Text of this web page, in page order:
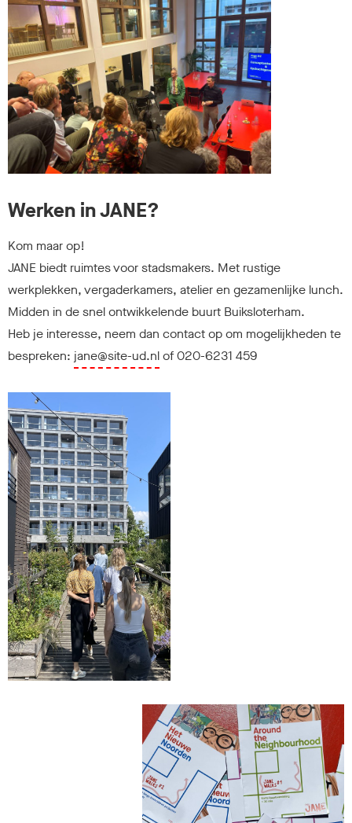
Werken in JANE?
Kom maar op!
JANE biedt ruimtes voor stadsmakers. Met rustige
werkplekken, vergaderkamers, atelier en gezamenlijke lunch.
Midden in de snel ontwikkelende buurt Buiksloterham.
Heb je interesse, neem dan contact op om mogelijkheden te
bespreken: jane@site-ud.nlof 020-6231 459